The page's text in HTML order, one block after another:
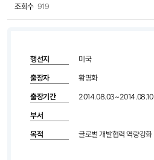
조회수 919
행선지 미국
출장자 황명화
출장기간 2014.08.03~2014.08.10
부서
목적 글로벌 개발협력 역량강화